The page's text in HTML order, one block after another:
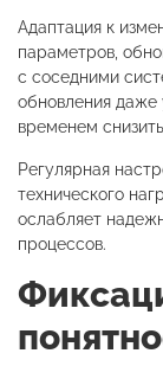
Адаптация к
параметров,
с соседними
обновления даже
временем
Регулярная
технического
ослабляет
процессов.